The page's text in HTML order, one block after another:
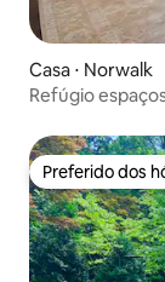
Casa ⋅ Norwalk
Refúgio
Preferido dos
Preferido dos